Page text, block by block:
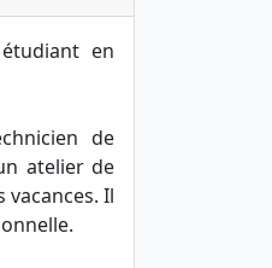
en
de
atelier de
Il